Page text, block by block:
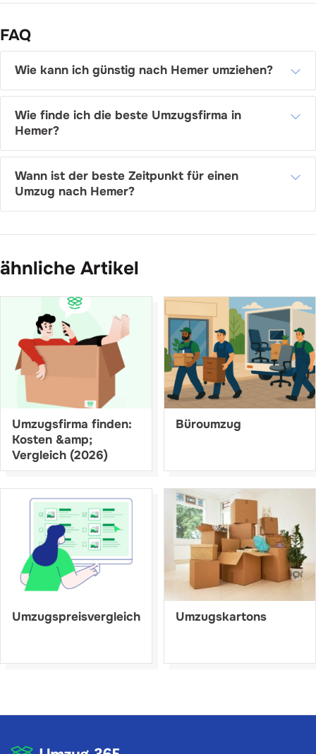
FAQ
Wie kann ich günstig nach Hemer umziehen?
Wie finde ich die beste Umzugsfirma in
Hemer?
Wann ist der beste Zeitpunkt für einen
Umzug nach Hemer?
ähnliche Artikel
Umzugsfirma finden:
Kosten &amp;
Vergleich (2026)
Büroumzug
Umzugspreisvergleich Umzugskartons